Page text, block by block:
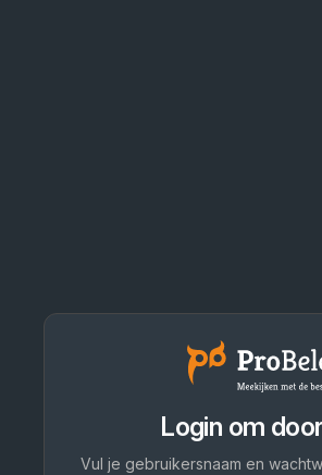
Login om
Vul je gebruikersnaam en